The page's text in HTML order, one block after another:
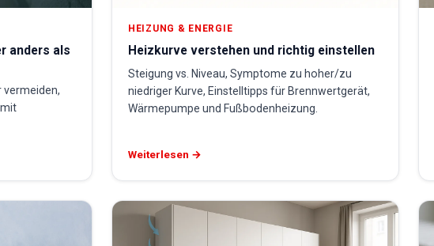
anders als
HEIZUNG & ENERGIE
Heizkurve verstehen und richtig einstellen
Steigung vs. Niveau, Symptome zu hoher/zu
niedriger Kurve, Einstelltipps für Brennwertgerät,
Wärmepumpe und Fußbodenheizung.
Weiterlesen →